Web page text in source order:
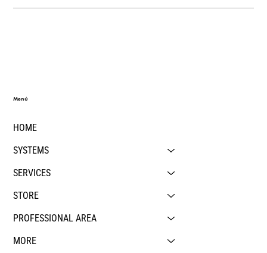
HOME
SYSTEMS
SERVICES
STORE
PROFESSIONAL AREA
MORE
Menú